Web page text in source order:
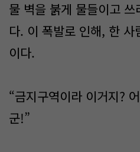
물 벽을 붉게 물들이고
다. 이 폭발로 인해, 한 사
이다.
“금지구역이라 이거지?
군!”